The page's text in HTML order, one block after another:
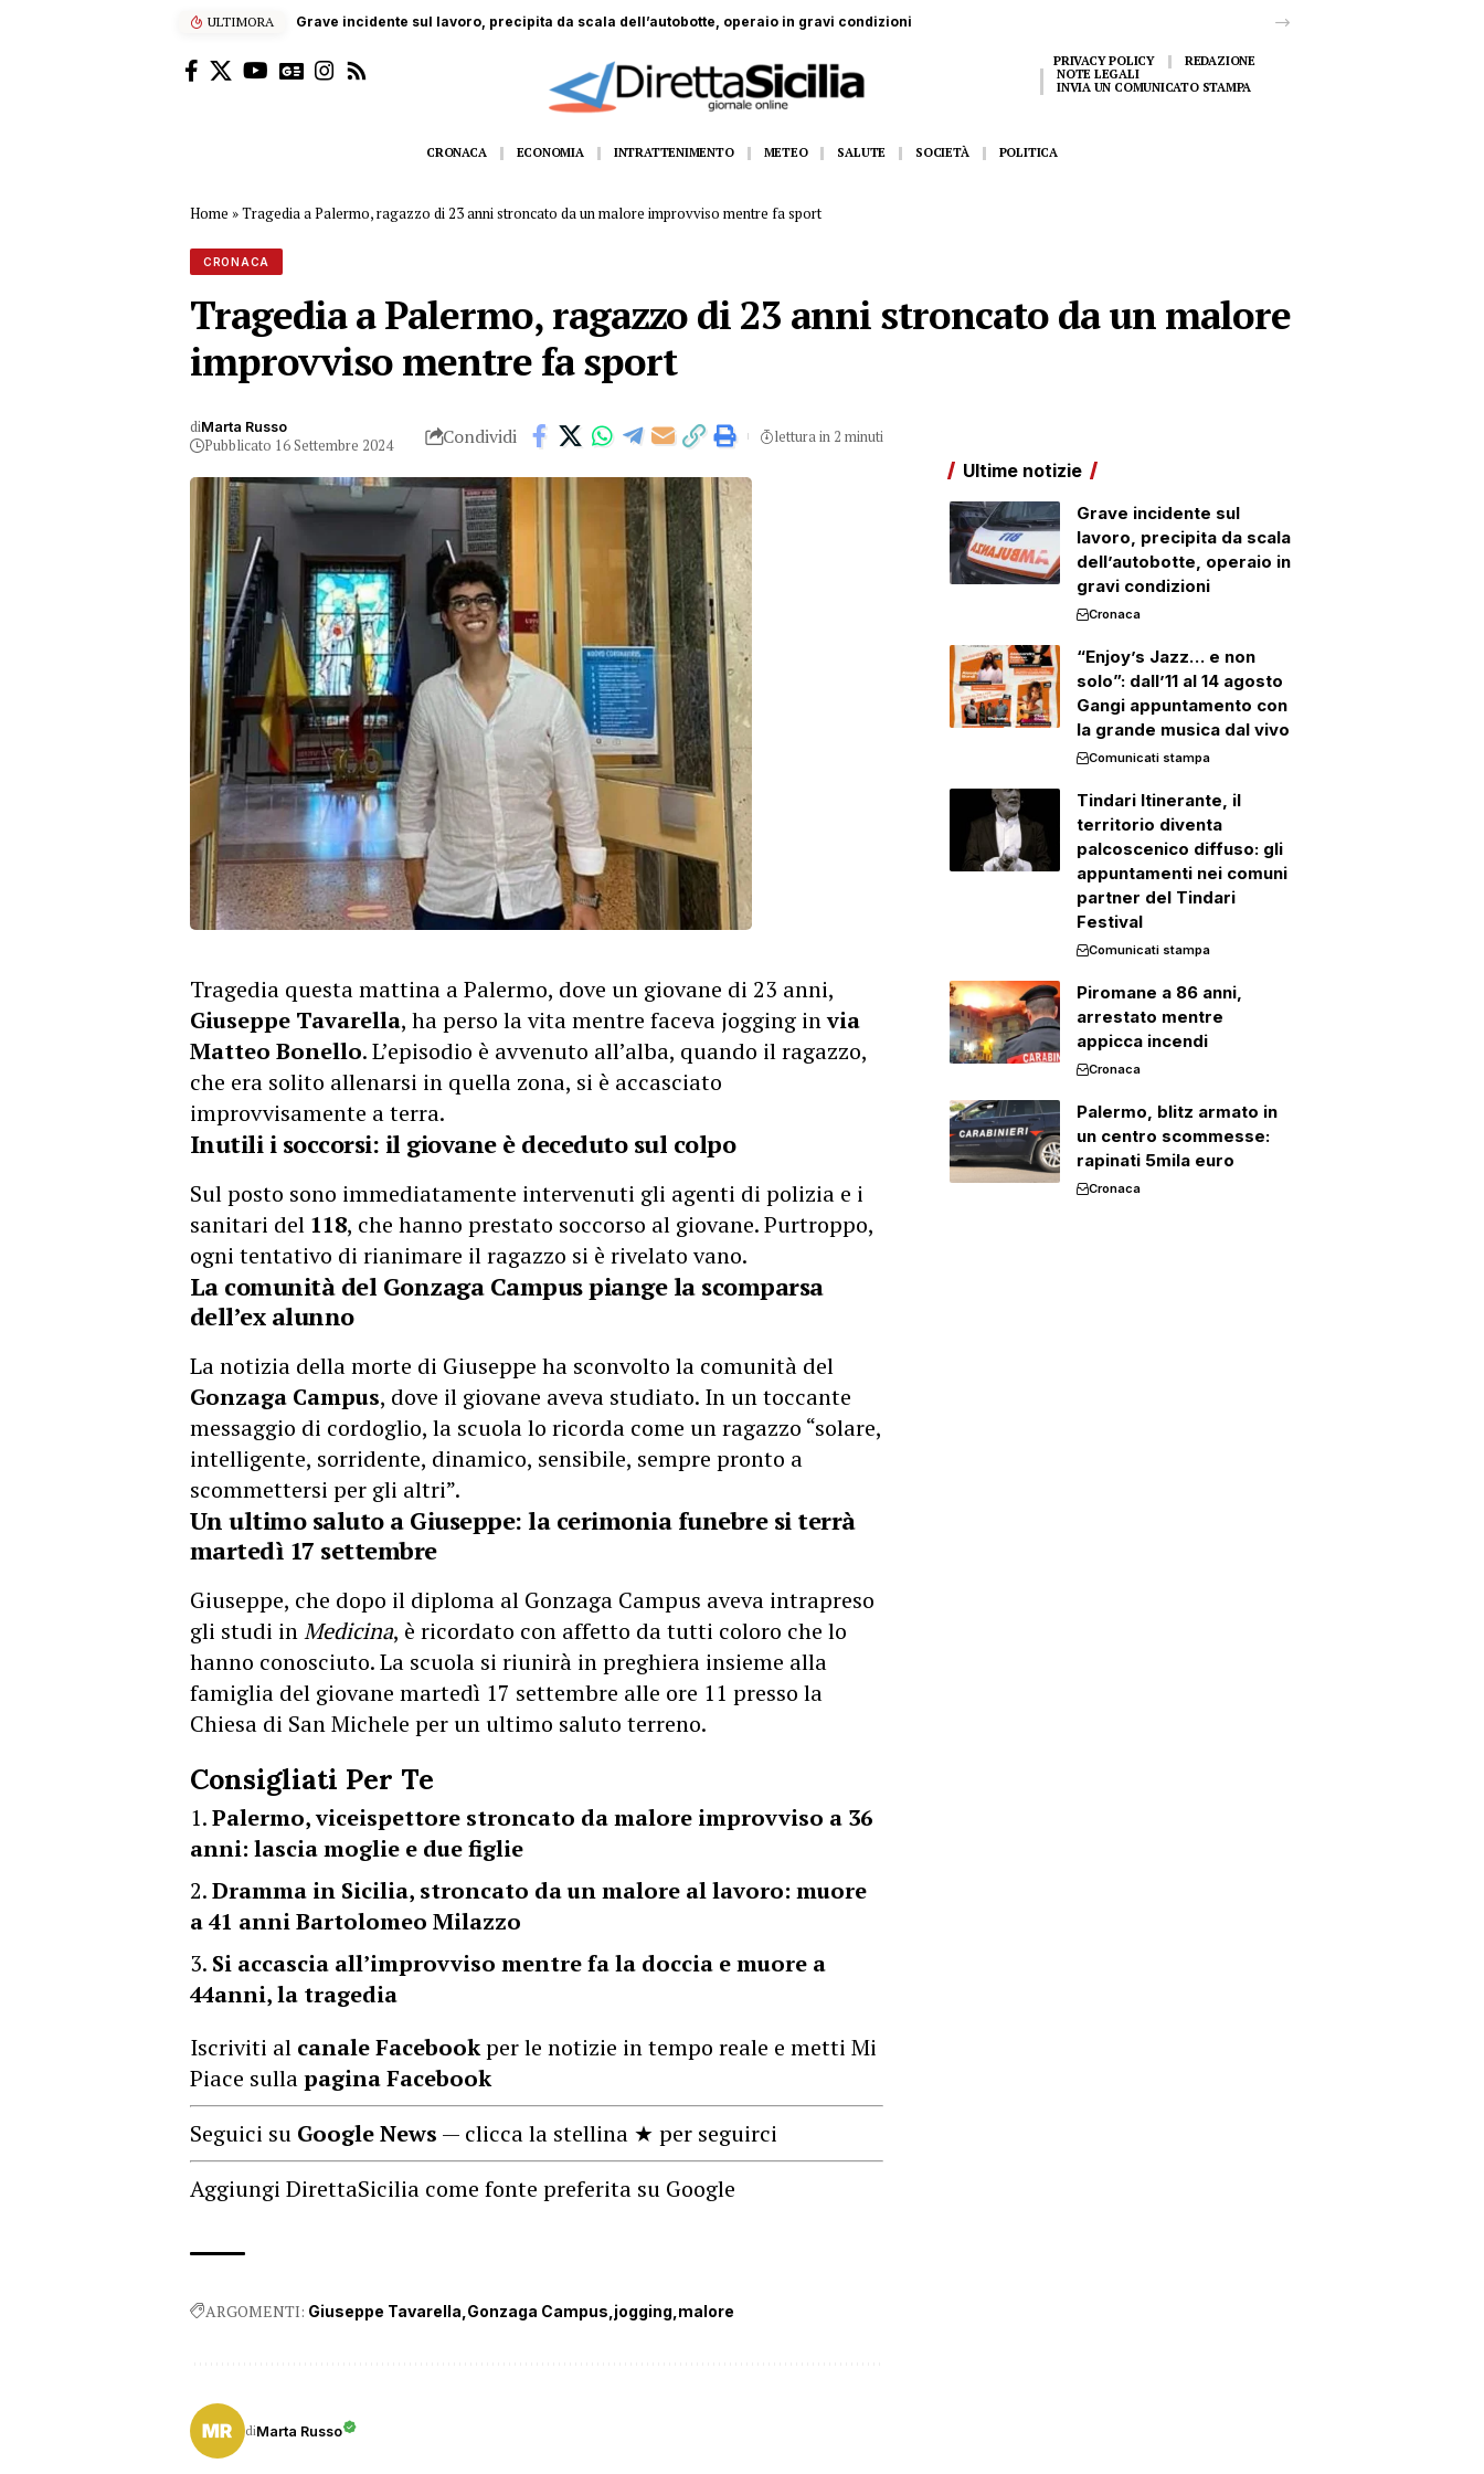
ULTIMORA “Enjoy’s Jazz… e non solo”: dall’11 al 14 agosto Gangi appuntamento con la grande musica dal vivo
PRIVACY POLICY
REDAZIONE
NOTE LEGALI
INVIA UN COMUNICATO STAMPA
CRONACA ECONOMIA INTRATTENIMENTO METEO SALUTE SOCIETÀ POLITICA
Home »Tragedia a Palermo, ragazzo di 23 anni stroncato da un malore improvviso mentre fa sport
CRONACA
Tragedia a Palermo, ragazzo di 23 anni stroncato da un malore
improvviso mentre fa sport
diMarta Russo
Pubblicato 16 Settembre 2024 Condividi lettura in 2 minuti
Tragedia questa mattina a Palermo, dove un giovane di 23 anni,
Giuseppe Tavarella, ha perso la vita mentre faceva jogging invia
Matteo Bonello. L’episodio è avvenuto all’alba, quando il ragazzo,
che era solito allenarsi in quella zona, si è accasciato
improvvisamente a terra.
Inutili i soccorsi: il giovane è deceduto sul colpo
Sul posto sono immediatamente intervenuti gli agenti di polizia e i
sanitari del 118, che hanno prestato soccorso al giovane. Purtroppo,
ogni tentativo di rianimare il ragazzo si è rivelato vano.
La comunità del Gonzaga Campus piange la scomparsa
dell’ex alunno
La notizia della morte di Giuseppe ha sconvolto la comunità del
Gonzaga Campus, dove il giovane aveva studiato. In un toccante
messaggio di cordoglio, la scuola lo ricorda come un ragazzo “solare,
intelligente, sorridente, dinamico, sensibile, sempre pronto a
scommettersi per gli altri”.
Un ultimo saluto a Giuseppe: la cerimonia funebre si terrà
martedì 17 settembre
Giuseppe, che dopo il diploma al Gonzaga Campus aveva intrapreso
gli studi inMedicina, è ricordato con affetto da tutti coloro che lo
hanno conosciuto. La scuola si riunirà in preghiera insieme alla
famiglia del giovane martedì 17 settembre alle ore 11 presso la
Chiesa di San Michele per un ultimo saluto terreno.
Consigliati Per Te
Palermo, viceispettore stroncato da malore improvviso a 36
anni: lascia moglie e due figlie
Dramma in Sicilia, stroncato da un malore al lavoro: muore
a 41 anni Bartolomeo Milazzo
Si accascia all’improvviso mentre fa la doccia e muore a
44anni, la tragedia
Iscriviti al canale Facebookper le notizie in tempo reale e metti Mi
Piace sullapagina Facebook
Seguici su Google News — clicca la stellina ★ per seguirci
Aggiungi DirettaSicilia come fonte preferita su Google
ARGOMENTI: Giuseppe Tavarella Gonzaga Campus jogging malore
diMarta Russo
Ultime notizie
Grave incidente sul
lavoro, precipita da scala
dell’autobotte, operaio in
gravi condizioni
Cronaca
“Enjoy’s Jazz… e non
solo”: dall’11 al 14 agosto
Gangi appuntamento con
la grande musica dal vivo
Comunicati stampa
Tindari Itinerante, il
territorio diventa
palcoscenico diffuso: gli
appuntamenti nei comuni
partner del Tindari
Festival
Comunicati stampa
Piromane a 86 anni,
arrestato mentre
appicca incendi
Cronaca
Palermo, blitz armato in
un centro scommesse:
rapinati 5mila euro
Cronaca